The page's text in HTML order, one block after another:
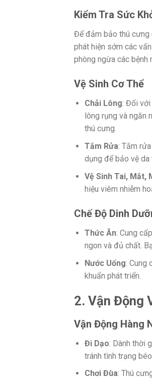
Kiểm Tra Sức
Để đảm bảo thú cưng
phát hiện sớm các
phòng ngừa các bệnh
Vệ Sinh Cơ Thể
Chải Lông: Đối với
lông rụng và ngăn
thú cưng.
Tắm Rửa: Tắm
dụng để bảo vệ da
Vệ Sinh Tai, Mắt,
hiệu viêm nhiễm
Chế Độ Dinh
Thức Ăn: Cung
ngon và đủ chất.
Nước Uống: Cung
khuẩn phát triển.
2. Vận Động
Vận Động Hàng
Đi Dạo: Dành thời
tránh tình trạng béo
Chơi Đùa: Thú